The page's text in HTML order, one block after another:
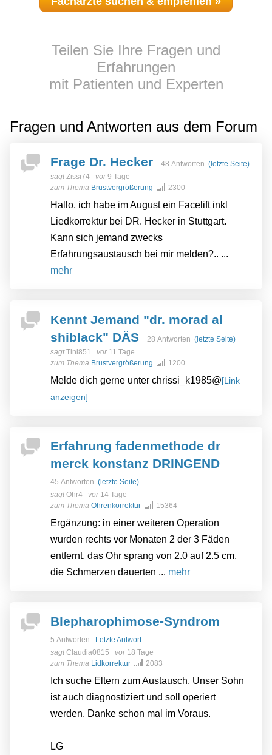
Teilen Sie Ihre Fragen und
Erfahrungen
mit Patienten und Experten
Fragen und Antworten aus dem Forum
Frage Dr. Hecker 48 Antworten (letzte Seite)
sagt Zissi74 vor9 Tage
zum Thema Brustvergrößerung 2300
Hallo, ich habe im August ein Facelift inkl
Liedkorrektur bei DR. Hecker in Stuttgart.
Kann sich jemand zwecks
Erfahrungsaustausch bei mir melden?.. ...
mehr
Kennt Jemand "dr. morad al
shiblack" DÄS
28 Antworten (letzte Seite)
sagtTini851 vor11 Tage
zum Thema Brustvergrößerung 1200
Melde dich gerne unter chrissi_k1985@[Link
anzeigen]
Erfahrung fadenmethode dr
merck konstanz DRINGEND
45 Antworten (letzte Seite)
sagtOhr4 vor14 Tage
zum Thema Ohrenkorrektur 15364
Ergänzung: in einer weiteren Operation
wurden rechts vor Monaten 2 der 3 Fäden
entfernt, das Ohr sprang von 2.0 auf 2.5 cm,
die Schmerzen dauerten ... mehr
Blepharophimose-Syndrom
5 Antworten Letzte Antwort
sagtClaudia0815 vor18 Tage
zum Thema Lidkorrektur 2083
Ich suche Eltern zum Austausch. Unser Sohn
ist auch diagnostiziert und soll operiert
werden. Danke schon mal im Voraus.
LG